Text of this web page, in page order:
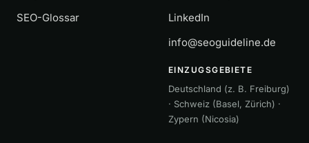
SEO-Glossar
LinkedIn
info@seoguideline.de
EINZUGSGEBIETE
Deutschland (z. B. Freiburg)
· Schweiz (Basel, Zürich) ·
Zypern (Nicosia)